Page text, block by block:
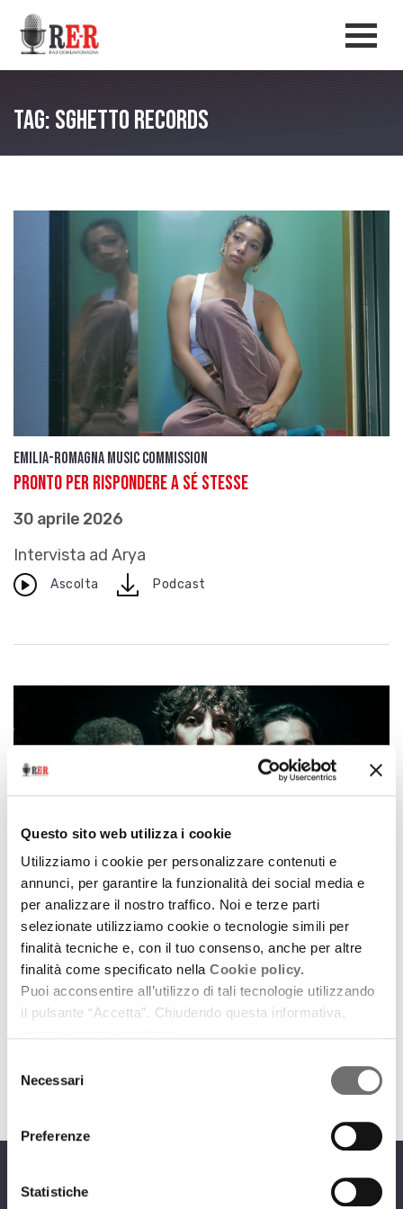
Questo sito web utilizza i cookie
Utilizziamo i cookie per personalizzare contenuti e
annunci, per garantire la funzionalità dei social media e
per analizzare il nostro traffico. Noi e terze parti
selezionate utilizziamo cookie o tecnologie simili per
finalità tecniche e, con il tuo consenso, anche per altre
finalità come specificato nella Cookie policy.
Puoi acconsentire all’utilizzo di tali tecnologie utilizzando
il pulsante “Accetta”. Chiudendo questa informativa,
delNecessari
Preferenze
Statistiche
Salta al contenuto principale
Tag: Sghetto Records
Emilia-Romagna Music Commission
PRONTO per rispondere a sé stesse
30 aprile 2026
Intervista ad Arya
Ascolta downloadPodcast
Emilia-Romagna Music Commission
Chromogen, il jazz a colori di Matteo Magnaterra
11 marzo 2025